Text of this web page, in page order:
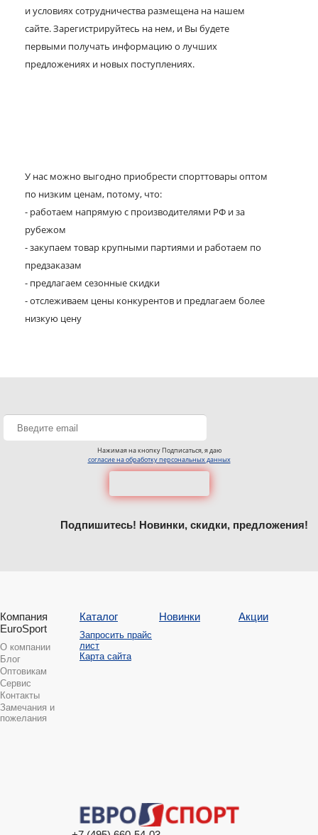
и условиях сотрудничества размещена на нашем
сайте. Зарегистрируйтесь на нем, и Вы будете
первыми получать информацию о лучших
предложениях и новых поступлениях.
У нас можно выгодно приобрести спорттовары оптом
по низким ценам, потому, что:
- работаем напрямую с производителями РФ и за
рубежом
- закупаем товар крупными партиями и работаем по
предзаказам
- предлагаем сезонные скидки
- отслеживаем цены конкурентов и предлагаем более
низкую цену
Нажимая на кнопку Подписаться, я даю
согласие на обработку персональных данных
Подпишитесь! Новинки, скидки, предложения!
Компания
EuroSport
О компании
Блог
Оптовикам
Сервис
Контакты
Замечания и
пожелания
Каталог
Запросить прайс
лист
Карта сайта
Новинки Акции